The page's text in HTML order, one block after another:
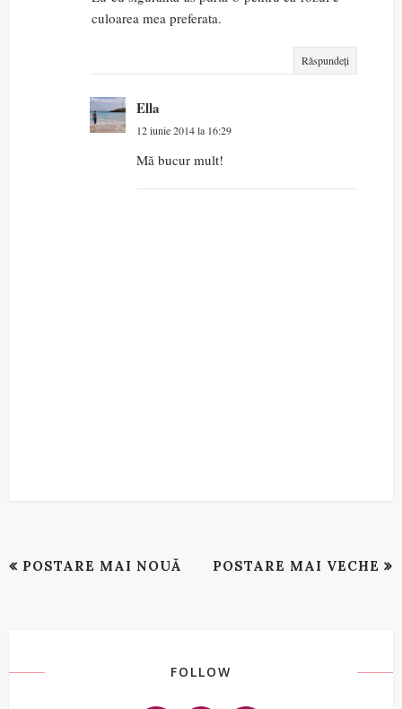
culoarea mea preferata.
Răspundeți
Ella
12 iunie 2014 la 16:29
Mă bucur mult!
POSTARE MAI NOUĂ POSTARE MAI VECHE
FOLLOW